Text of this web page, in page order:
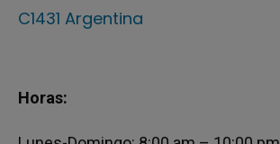
C1431 Argentina
Horas: